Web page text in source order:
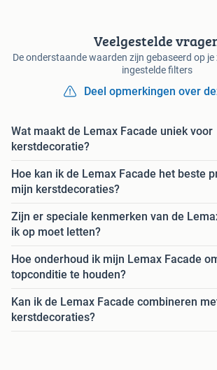
Veelgestelde
De onderstaande waarden zijn gebaseerd op
ingestelde filters
Deel opmerkingen over
Wat maakt de Lemax Facade uniek voor
kerstdecoratie?
Hoe kan ik de Lemax Facade het beste
mijn kerstdecoraties?
Zijn er speciale kenmerken van de
ik op moet letten?
Hoe onderhoud ik mijn Lemax Facade
topconditie te houden?
Kan ik de Lemax Facade combineren
kerstdecoraties?